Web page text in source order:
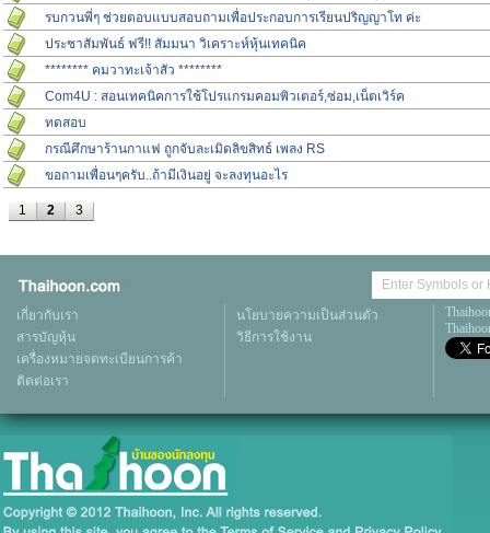
รบกวนพี่ๆ ช่วยตอบแบบสอบถามเพื่อประกอบการเรียนปริญญาโท ค่ะ
ประชาสัมพันธ์ ฟรี!! สัมมนา วิเคราะห์หุ้นเทคนิค
******** คมวาทะเจ้าสัว ********
Com4U : สอนเทคนิคการใช้โปรแกรมคอมพิวเตอร์,ซ่อม,เน็ตเวิร์ค
ทดสอบ
กรณีศึกษาร้านกาแฟ ถูกจับละเมิดลิขสิทธ์ เพลง RS
ขอถามเพื่อนๆครับ..ถ้ามีเงินอยู่ จะลงทุนอะไร
1 2 3
เกี่ยวกับเรา
สารบัญหุ้น
เครื่องหมายจดทะเบียนการค้า
ติดต่อเรา
นโยบายความเป็นส่วนตัว
วิธีการใช้งาน